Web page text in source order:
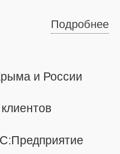
Подробнее
и России